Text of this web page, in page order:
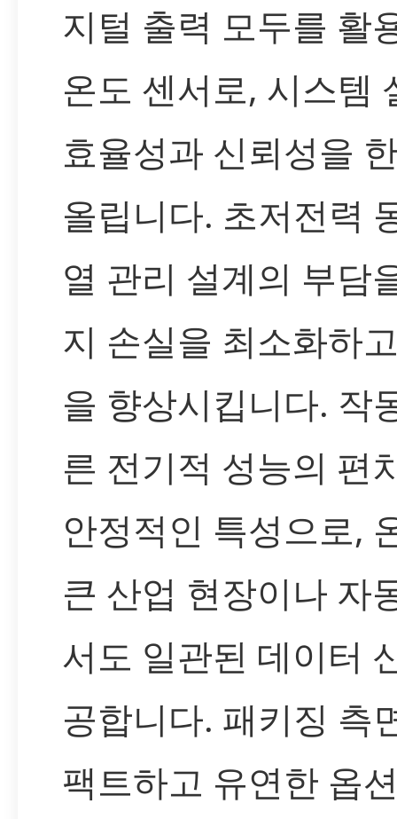
지털 출력 모두를 활
온도 센서로, 시스템
효율성과 신뢰성을
올립니다. 초저전력
열 관리 설계의 부담
지 손실을 최소화하
을 향상시킵니다. 작
른 전기적 성능의 편
안정적인 특성으로,
큰 산업 현장이나 자
서도 일관된 데이터
공합니다. 패키징 측
팩트하고 유연한 옵